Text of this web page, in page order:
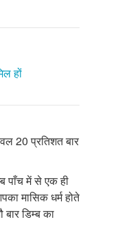
हों
20 प्रतिशत बार
पाँच में से एक ही
मासिक धर्म होते
डिम्ब का